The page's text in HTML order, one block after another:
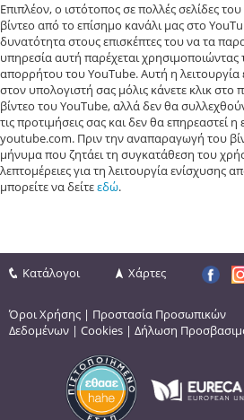
Επιπλέον, ο ιστότοπος σε πολλές σελίδες
βίντεο από το επίσημο κανάλι μας στο
δυνατότητα στους επισκέπτες του να τα
υπηρεσία αυτή παρέχεται χρησιμοποιώντας
απορρήτου του YouTube. Αυτή η λειτουργία
στον υπολογιστή σας μόλις κάνετε κλικ
βίντεο του YouTube, αλλά δεν θα
τις προτιμήσεις σας και δεν θα επηρεαστεί
youtube.com. Πριν την αναπαραγωγή του
μήνυμα που ζητάει τη συγκατάθεση του
λεπτομέρειες για τη λειτουργία ενίσχυσης
μπορείτε να δείτεεδώ.
Κατάλογοι Χάρτες
Όροι Χρήσης | Προστασία Προσωπικών
Δεδομένων | Cookies | Δήλωση